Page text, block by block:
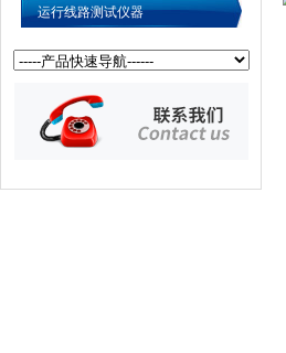
运行线路测试仪器